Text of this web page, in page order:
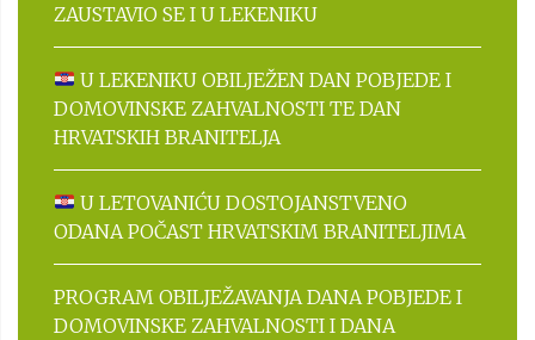
ZAUSTAVIO SE I U LEKENIKU
U LEKENIKU OBILJEŽEN DAN POBJEDE I
DOMOVINSKE ZAHVALNOSTI TE DAN
HRVATSKIH BRANITELJA
U LETOVANIĆU DOSTOJANSTVENO
ODANA POČAST HRVATSKIM BRANITELJIMA
PROGRAM OBILJEŽAVANJA DANA POBJEDE I
DOMOVINSKE ZAHVALNOSTI I DANA